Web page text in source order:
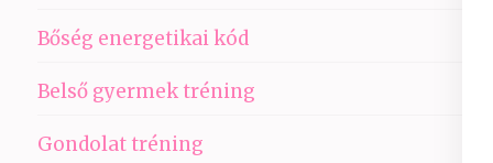
Bőség energetikai kód
Belső gyermek tréning
Gondolat tréning